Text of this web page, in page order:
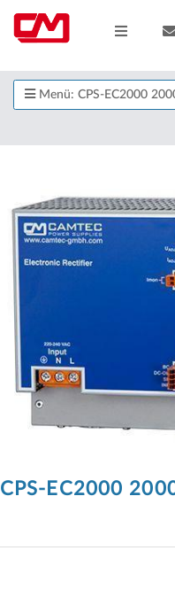
Menü: CPS-EC2000
CPS-EC2000